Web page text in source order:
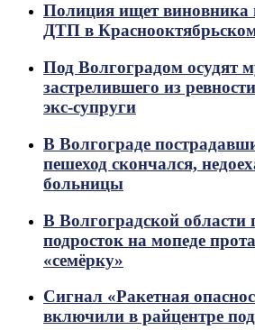
Полиция ищет виновника
ДТП в
Под Волгоградом осудят
застрелившего из
экс-супруги
В Волгограде
пешеход скончался,
больницы
В Волгоградской области
подросток на мопеде
«семёрку»
Сигнал «Ракетная
включили в райцентре под